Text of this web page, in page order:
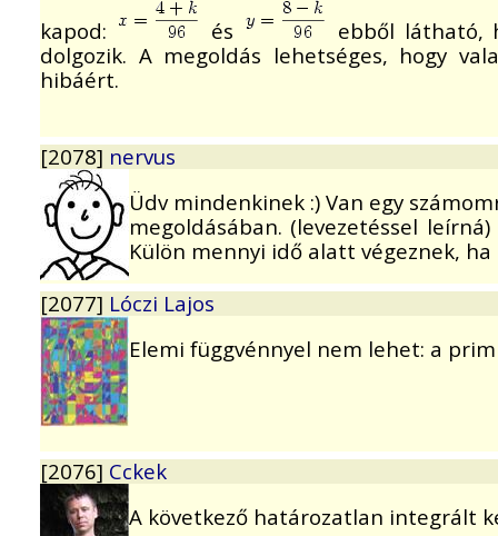
kapod:
és
ebből látható,
dolgozik. A megoldás lehetséges, hogy
hibáért.
[2078] nervus
Üdv mindenkinek :) Van egy
megoldásában. (levezetéssel
Külön mennyi idő alatt végeznek,
[2077] Lóczi Lajos
Elemi függvénnyel nem lehet: a
[2076] Cckek
A következő határozatlan integrált